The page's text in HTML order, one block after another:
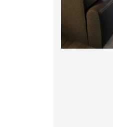
buttons